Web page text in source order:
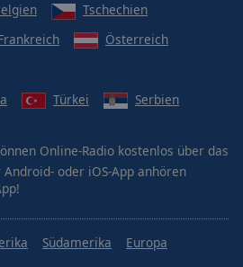
Tschechien
Österreich
Türkei Serbien
Online-Radio kostenlos über das
oder iOS-App anhören
Südamerika
Europa